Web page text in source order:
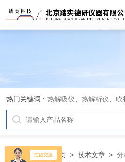
热门关键词：热解吸仪、热解析仪、吹
当前位置：首页 >技术文章 >分